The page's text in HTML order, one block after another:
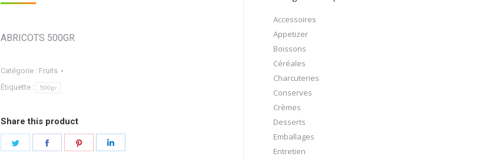
ABRICOTS 500GR
Catégorie : Fruits
Étiquette :
500gr
Share this product
Partager
Partager Partager
Accessoires
Appetizer
Boissons
Céréales
Charcuteries
Conserves
Crèmes
Desserts
Emballages
Entretien